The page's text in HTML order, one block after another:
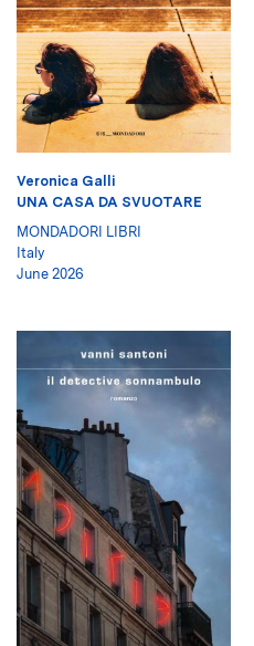
Veronica Galli
UNA CASA DA SVUOTARE
MONDADORI LIBRI
Italy
June 2026